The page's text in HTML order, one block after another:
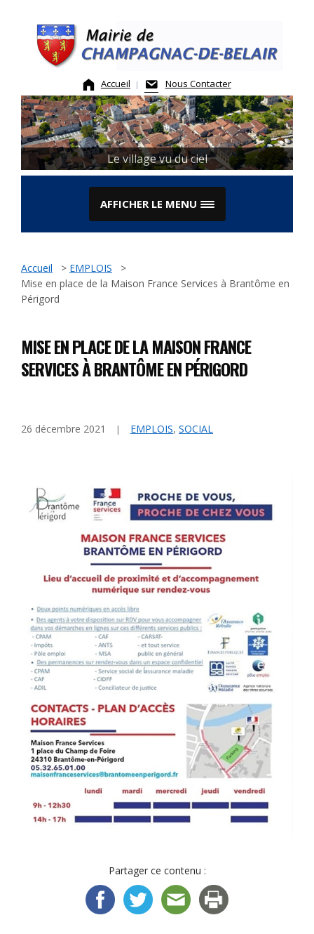
content
Accueil Nous Contacter
Le village vu du ciel
AFFICHER LE MENU
Accueil > EMPLOIS
>
Mise en place de la Maison France Services à Brantôme en
Périgord
MISE EN PLACE DE LA MAISON FRANCE
SERVICES À BRANTÔME EN PÉRIGORD
26 décembre 2021 EMPLOIS, SOCIAL
Partager ce contenu :